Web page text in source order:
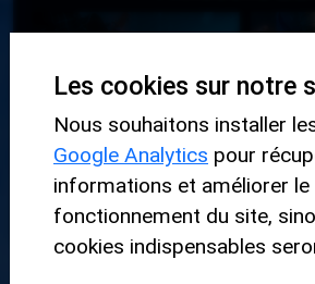
Les cookies sur notre
Nous souhaitons installer
Google Analytics pour
informations et améliorer le
fonctionnement du site,
cookies indispensables